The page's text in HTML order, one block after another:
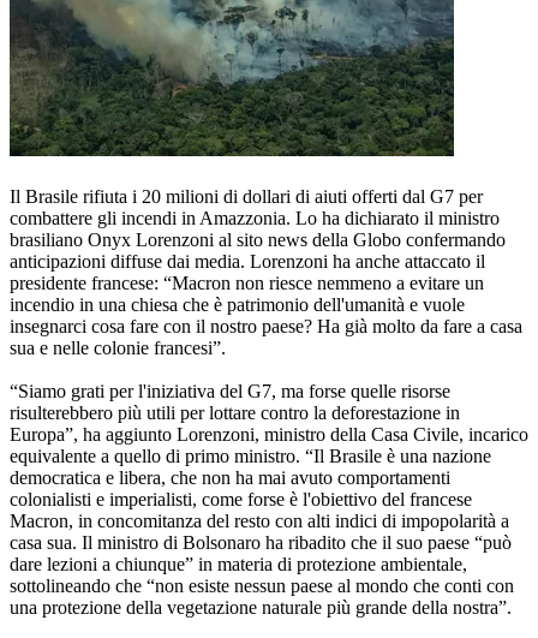
Il Brasile rifiuta i 20 milioni di dollari di aiuti offerti dal G7 per
combattere gli incendi in Amazzonia. Lo ha dichiarato il ministro
brasiliano Onyx Lorenzoni al sito news della Globo confermando
anticipazioni diffuse dai media. Lorenzoni ha anche attaccato il
presidente francese: “Macron non riesce nemmeno a evitare un
incendio in una chiesa che è patrimonio dell'umanità e vuole
insegnarci cosa fare con il nostro paese? Ha già molto da fare a casa
sua e nelle colonie francesi”.
“Siamo grati per l'iniziativa del G7, ma forse quelle risorse
risulterebbero più utili per lottare contro la deforestazione in
Europa”, ha aggiunto Lorenzoni, ministro della Casa Civile, incarico
equivalente a quello di primo ministro. “Il Brasile è una nazione
democratica e libera, che non ha mai avuto comportamenti
colonialisti e imperialisti, come forse è l'obiettivo del francese
Macron, in concomitanza del resto con alti indici di impopolarità a
casa sua. Il ministro di Bolsonaro ha ribadito che il suo paese “può
dare lezioni a chiunque” in materia di protezione ambientale,
sottolineando che “non esiste nessun paese al mondo che conti con
una protezione della vegetazione naturale più grande della nostra”.